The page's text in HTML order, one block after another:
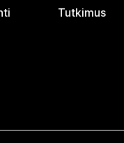
Tutkimus